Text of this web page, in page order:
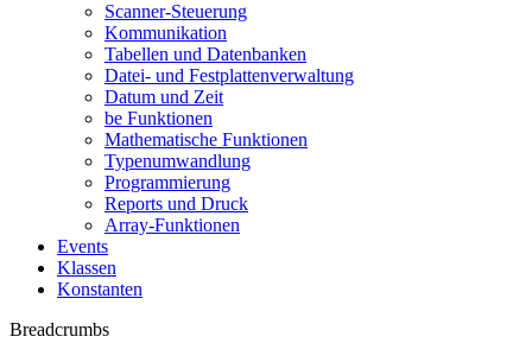
Scanner-Steuerung
Kommunikation
Tabellen und Datenbanken
Datei- und Festplattenverwaltung
Datum und Zeit
be Funktionen
Mathematische Funktionen
Typenumwandlung
Programmierung
Reports und Druck
Array-Funktionen
Events
Klassen
Konstanten
Breadcrumbs